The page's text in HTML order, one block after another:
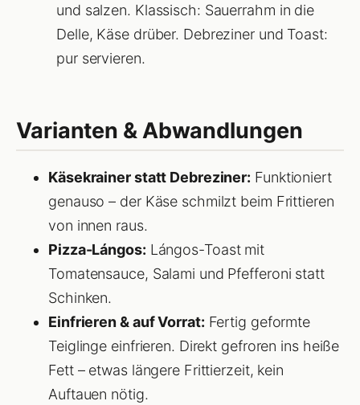
und salzen. Klassisch: Sauerrahm in die
Delle, Käse drüber. Debreziner und Toast:
pur servieren.
Varianten & Abwandlungen
Käsekrainer statt Debreziner: Funktioniert
genauso – der Käse schmilzt beim Frittieren
von innen raus.
Pizza-Lángos: Lángos-Toast mit
Tomatensauce, Salami und Pfefferoni statt
Schinken.
Einfrieren & auf Vorrat: Fertig geformte
Teiglinge einfrieren. Direkt gefroren ins heiße
Fett – etwas längere Frittierzeit, kein
Auftauen nötig.